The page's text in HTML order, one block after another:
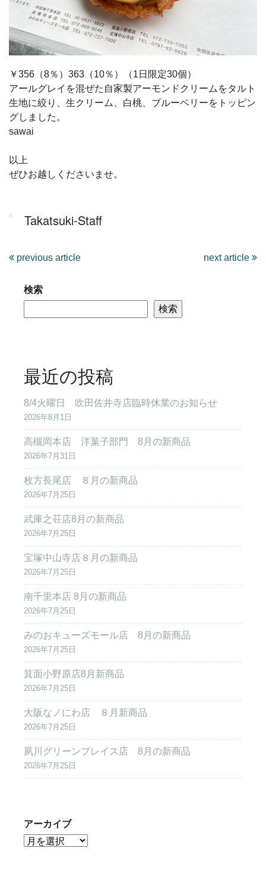
￥356（8％）363（10％）（1日限定30個）
アールグレイを混ぜた自家製アーモンドクリームをタルト
生地に絞り、生クリーム、白桃、ブルーベリーをトッピン
グしました。
sawai
以上
ぜひお越しくださいませ。
Takatsuki-Staff
previous article next article
検索
検索
最近の投稿
8/4火曜日 吹田佐井寺店臨時休業のお知らせ
2026年8月1日
高槻岡本店 洋菓子部門 8月の新商品
2026年7月31日
枚方長尾店 ８月の新商品
2026年7月25日
武庫之荘店8月の新商品
2026年7月25日
宝塚中山寺店８月の新商品
2026年7月25日
南千里本店 8月の新商品
2026年7月25日
みのおキューズモール店 8月の新商品
2026年7月25日
箕面小野原店8月新商品
2026年7月25日
大阪なノにわ店 ８月新商品
2026年7月25日
夙川グリーンプレイス店 8月の新商品
2026年7月25日
アーカイブ